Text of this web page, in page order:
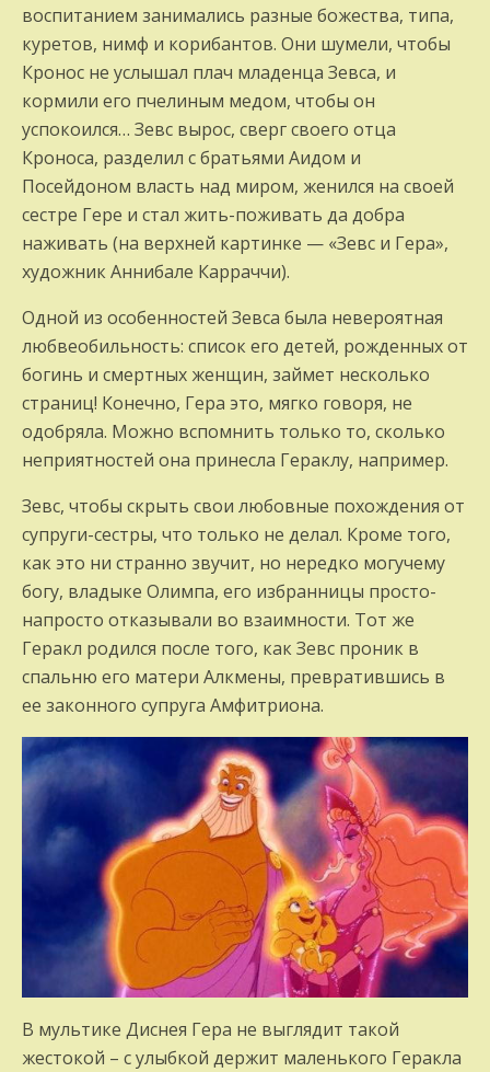
воспитанием занимались разные божества, типа,
куретов, нимф и корибантов. Они шумели, чтобы
Кронос не услышал плач младенца Зевса, и
кормили его пчелиным медом, чтобы он
успокоился… Зевс вырос, сверг своего отца
Кроноса, разделил с братьями Аидом и
Посейдоном власть над миром, женился на своей
сестре Гере и стал жить-поживать да добра
наживать (на верхней картинке — «Зевс и Гера»,
художник Аннибале Карраччи).
Одной из особенностей Зевса была невероятная
любвеобильность: список его детей, рожденных от
богинь и смертных женщин, займет несколько
страниц! Конечно, Гера это, мягко говоря, не
одобряла. Можно вспомнить только то, сколько
неприятностей она принесла Гераклу, например.
Зевс, чтобы скрыть свои любовные похождения от
супруги-сестры, что только не делал. Кроме того,
как это ни странно звучит, но нередко могучему
богу, владыке Олимпа, его избранницы просто-
напросто отказывали во взаимности. Тот же
Геракл родился после того, как Зевс проник в
спальню его матери Алкмены, превратившись в
ее законного супруга Амфитриона.
В мультике Диснея Гера не выглядит такой
жестокой – с улыбкой держит маленького Геракла